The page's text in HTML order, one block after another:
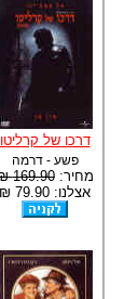
דרכו של קרליטו
פשע - דרמה
מחיר:169.90 ₪
אצלנו: 79.90 ₪